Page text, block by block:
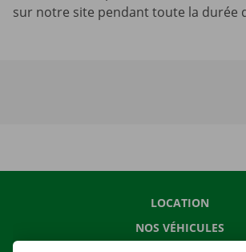
sur notre site pendant toute la durée
LOCATION
NOS VÉHICULES